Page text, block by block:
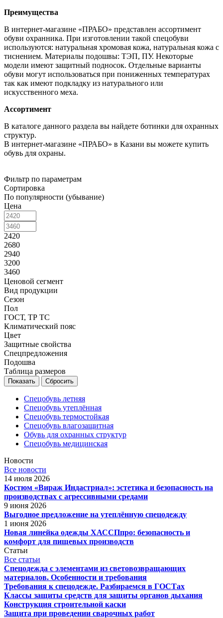
Преимущества
В интернет-магазине «ПРАБО» представлен ассортимент
обуви охранника. При изготовлении такой спецобуви
используются: натуральная хромовая кожа, натуральная кожа с
тиснением. Материалы подошвы: ТЭП, ПУ. Некоторые
модели имеют защитный подносок. Отдельные варианты
обуви могут использоваться при пониженных температурах
так как имеют подкладку из натурального или
искусственного меха.
Ассортимент
В каталоге данного раздела вы найдете ботинки для охранных
структур.
В интернет-магазине «ПРАБО» в Казани вы можете купить
обувь для охраны.
Фильтр по параметрам
Сортировка
По популярности (убывание)
Цена
2420
2680
2940
3200
3460
Ценовой сегмент
Вид продукции
Сезон
Пол
ГОСТ, ТР ТС
Климатический пояс
Цвет
Защитные свойства
Спецпредложения
Подошва
Таблица размеров
Сбросить
Спецобувь летняя
Спецобувь утеплённая
Спецобувь термостойкая
Спецобувь влагозащитная
Обувь для охранных структур
Спецобувь медицинская
Новости
Все новости
14 июля 2026
Костюм «Вираж Индастриал»: эстетика и безопасность на
производствах с агрессивными средами
9 июня 2026
Выгодное предложение на утеплённую спецодежду
1 июня 2026
Новая линейка одежды ХАССПпро: безопасность и
комфорт для пищевых производств
Статьи
Все статьи
Спецодежда с элементами из световозвращающих
материалов. Особенности и требования
Требования к спецодежде. Разбираемся в ГОСТах
Классы защиты средств для защиты органов дыхания
Конструкция строительной каски
Защита при проведении сварочных работ